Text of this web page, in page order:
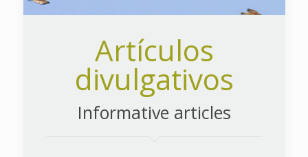
Artículos
divulgativos
Informative articles